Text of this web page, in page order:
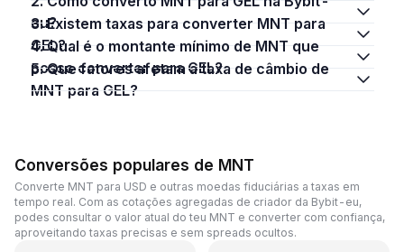
eu?
3. Existem taxas para converter MNT para
GEL?
4. Qual é o montante mínimo de MNT que
posso converter para GEL?
5. Que fatores afetam a taxa de câmbio de
MNT para GEL?
Conversões populares de MNT
Converte MNT para USD e outras moedas fiduciárias a taxas em
tempo real. Com as cotações agregadas de criador da Bybit-eu,
podes consultar o valor atual do teu MNT e converter com confiança,
aproveitando taxas precisas e sem spreads ocultos.